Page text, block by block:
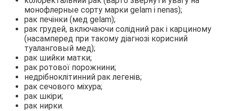
монофлерные сорту марки gelam і nenas);
рак печінки (мед gelam);
рак грудей, включаючи солідний рак і карциному
(насамперед при такому діагнозі корисний
туаланговый мед);
рак шийки матки;
рак ротової порожнини;
недрібноклітинний рак легенів;
рак сечового міхура;
рак шкіри;
рак нирки.